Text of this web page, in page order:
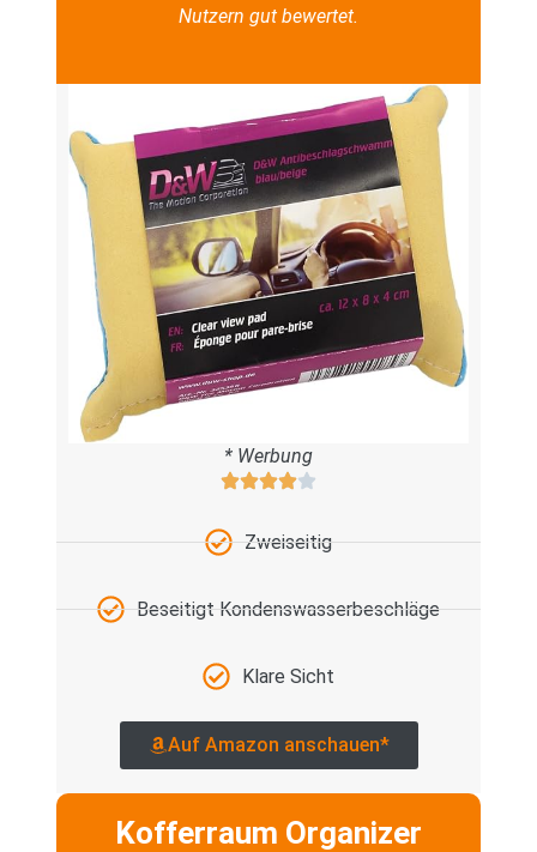
Nutzern gut bewertet.
* Werbung
Zweiseitig
Beseitigt Kondenswasserbeschläge
Klare Sicht
Auf Amazon anschauen*
Kofferraum Organizer